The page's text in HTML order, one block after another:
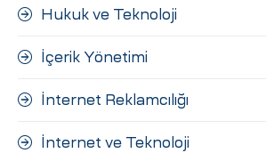
Hukuk ve Teknoloji
İçerik Yönetimi
İnternet Reklamcılığı
İnternet ve Teknoloji